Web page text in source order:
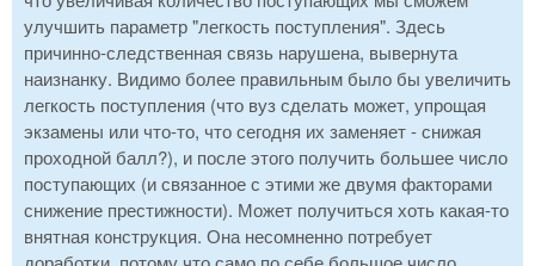
улучшить параметр "легкость поступления". Здесь
причинно-следственная связь нарушена, вывернута
наизнанку. Видимо более правильным было бы увеличить
легкость поступления (что вуз сделать может, упрощая
экзамены или что-то, что сегодня их заменяет - снижая
проходной балл?), и после этого получить большее число
поступающих (и связанное с этими же двумя факторами
снижение престижности). Может получиться хоть какая-то
внятная конструкция. Она несомненно потребует